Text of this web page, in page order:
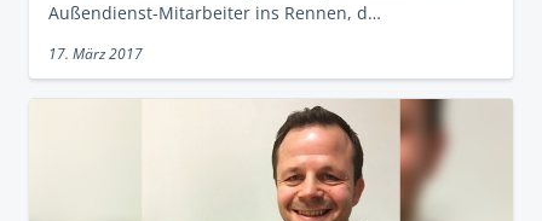
Außendienst-Mitarbeiter ins Rennen, d…
17. März 2017